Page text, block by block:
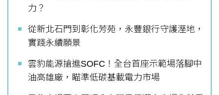
力？
從新北石門到彰化芳苑，永豐銀行守護溼地，
實踐永續願景
雲豹能源搶進SOFC！全台首座示範場落腳中
油高雄廠，瞄準低碳基載電力市場